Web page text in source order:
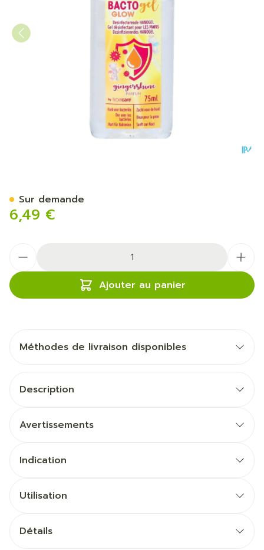
6,49 €
Ajouter au panier
Sur demande
Méthodes de livraison disponibles
Description
Avertissements
Indication
Utilisation
Détails